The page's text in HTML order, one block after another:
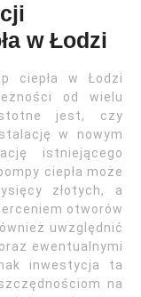
w Łodzi
ciepła w Łodzi
od wielu
jest, czy
w nowym
istniejącego
ciepła może
złotych, a
otworów
uwzględnić
ewentualnymi
inwestycja ta
na